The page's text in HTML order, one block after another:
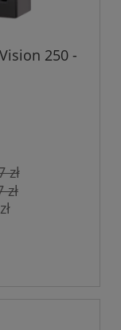
250 -
zł
zł